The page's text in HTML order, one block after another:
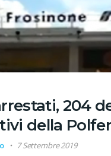
204
della Polfer
7 Settembre 2019